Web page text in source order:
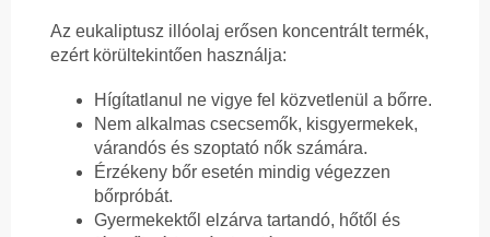
Az eukaliptusz illóolaj erősen koncentrált termék,
ezért körültekintően használja:
Hígítatlanul ne vigye fel közvetlenül a bőrre.
Nem alkalmas csecsemők, kisgyermekek,
várandós és szoptató nők számára.
Érzékeny bőr esetén mindig végezzen
bőrpróbát.
Gyermekektől elzárva tartandó, hőtől és